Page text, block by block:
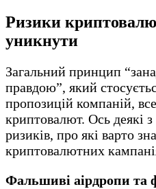
Ризики
уникнути
Загальний принцип
правдою”, який
пропозицій компаній,
криптовалют. Ось деякі
ризиків, про які варто
криптовалютних
Фальшиві аірдропи та